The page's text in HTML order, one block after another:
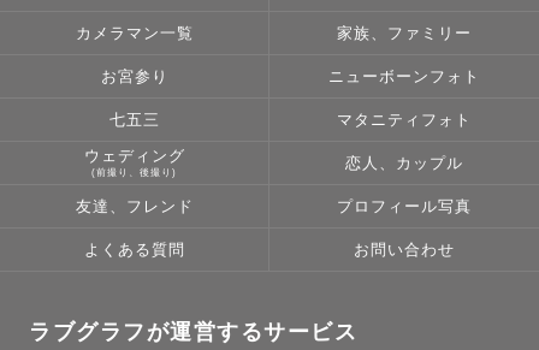
カメラマン一覧 家族、ファミリー
お宮参り ニューボーンフォト
七五三 マタニティフォト
ウェディング
(前撮り、後撮り)
恋人、カップル
友達、フレンド プロフィール写真
よくある質問 お問い合わせ
ラブグラフが運営するサービス